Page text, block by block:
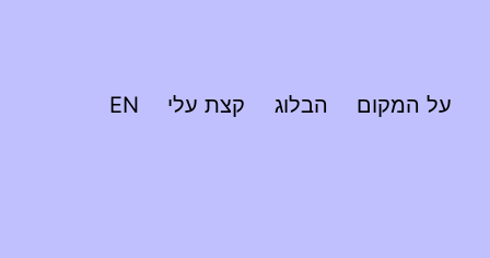
על המקום הבלוג קצת עלי EN